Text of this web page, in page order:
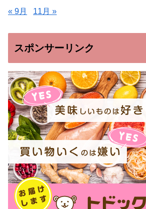
« 9月 11月 »
スポンサーリンク